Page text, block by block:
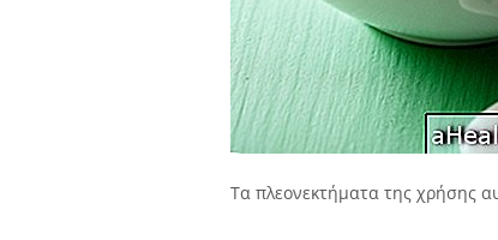
Τα πλεονεκτήματα της χρήσης